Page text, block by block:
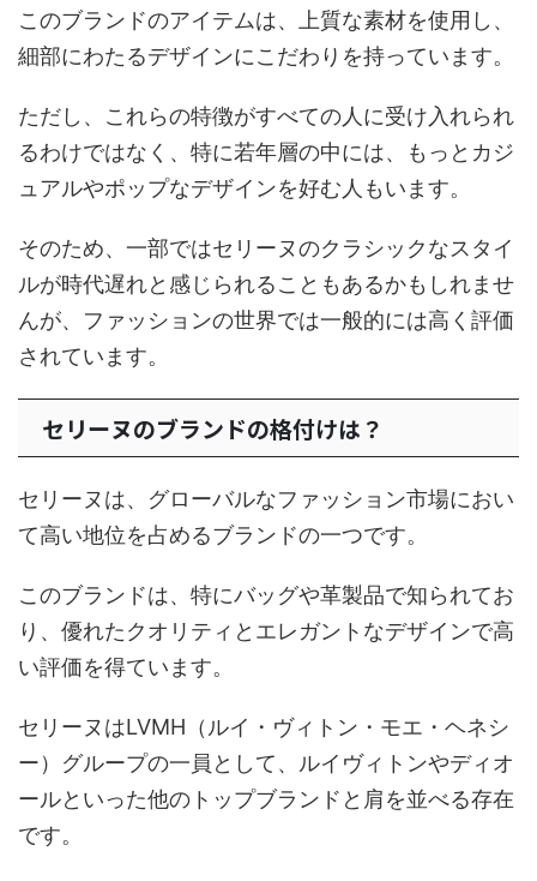
このブランドのアイテムは、上質な素材を使用し、
細部にわたるデザインにこだわりを持っています。
ただし、これらの特徴がすべての人に受け入れられ
るわけではなく、特に若年層の中には、もっとカジ
ュアルやポップなデザインを好む人もいます。
そのため、一部ではセリーヌのクラシックなスタイ
ルが時代遅れと感じられることもあるかもしれませ
んが、ファッションの世界では一般的には高く評価
されています。
セリーヌのブランドの格付けは？
セリーヌは、グローバルなファッション市場におい
て高い地位を占めるブランドの一つです。
このブランドは、特にバッグや革製品で知られてお
り、優れたクオリティとエレガントなデザインで高
い評価を得ています。
セリーヌはLVMH（ルイ・ヴィトン・モエ・ヘネシ
ー）グループの一員として、ルイヴィトンやディオ
ールといった他のトップブランドと肩を並べる存在
です。